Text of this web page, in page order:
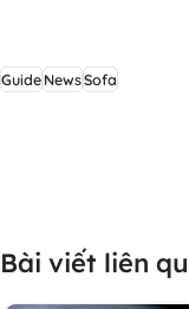
GuideNewsSofa
Bài viết liên